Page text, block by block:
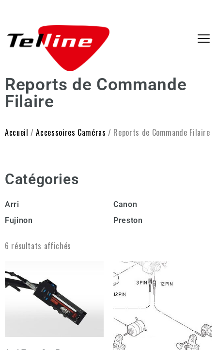
Reports de Commande
Filaire
Accueil /Accessoires Caméras / Reports de Commande Filaire
Catégories
Arri
Canon
Fujinon
Preston
6 résultats affichés